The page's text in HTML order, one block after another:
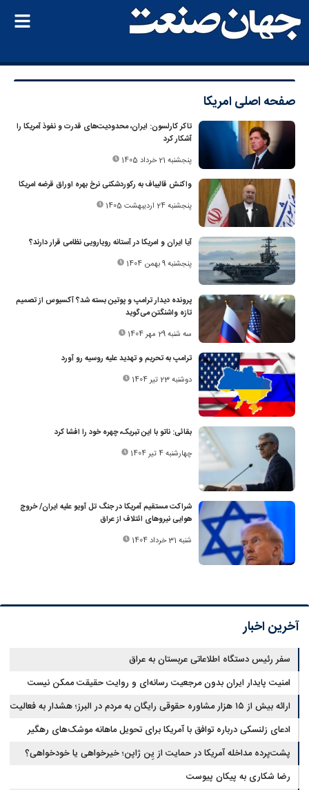
صفحه اصلیامریکا
تاکر کارلسون: ایران، محدودیت‌های قدرت و نفوذ آمریکا را
آشکار کرد
پنجشنبه 21 خرداد 1405
واکنش‌ قالیباف به رکوردشکنی نرخ بهره اوراق قرضه امریکا
پنجشنبه 24 اردیبهشت 1405
آیا ایران و امریکا در آستانه رویارویی نظامی قرار دارند؟
پنجشنبه 9 بهمن 1404
پرونده دیدار ترامپ و پوتین بسته شد؟ آکسیوس از تصمیم
تازه واشنگتن می‌گوید
سه شنبه 29 مهر 1404
ترامپ به تحریم و تهدید علیه روسیه رو آورد
دوشنبه 23 تیر 1404
بقائی: ناتو با این تبریک، چهره خود را افشا کرد
چهارشنبه 4 تیر 1404
شراکت مستقیم آمریکا در جنگ تل آویو علیه ایران/ خروج
هوایی نیروهای ائتلاف از عراق
شنبه 31 خرداد 1404
آخرین اخبار
سفر رئیس دستگاه اطلاعاتی عربستان به عراق
امنیت پایدار ایران بدون مرجعیت رسانه‌ای و روایت حقیقت ممکن نیست
ارائه بیش از ۱۵ هزار مشاوره حقوقی رایگان به مردم در البرز؛ هشدار به فعالیت
وکیل بلاگرها
ادعای زلنسکی درباره توافق با آمریکا برای تحویل ماهانه موشک‌های رهگیر
پشت‌پرده مداخله آمریکا در حمایت از یِن ژاپن؛ خیرخواهی یا خودخواهی؟
رضا شکاری به پیکان پیوست